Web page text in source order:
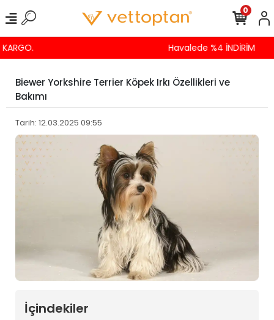
Havalede %4 İNDİRİM
0
Biewer Yorkshire Terrier Köpek Irkı Özellikleri ve
Bakımı
Tarih: 12.03.2025 09:55
İçindekiler